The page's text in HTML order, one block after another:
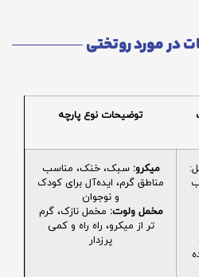
در مورد روتختی
توضیحات نوع پارچه
میکرو: سبک، خنک، مناسب
مناطق گرم، ایده‌آل برای کودک
و نوجوان
مخمل ولوت: مخمل نازک، گرم
تر از میکرو، راه راه و کمی
پرزدار